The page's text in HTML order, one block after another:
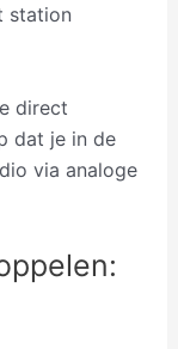
station
direct
dat je in de
via analoge